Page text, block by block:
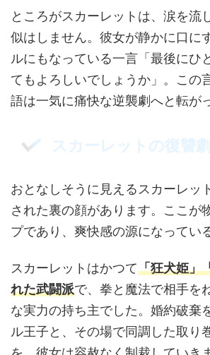
ところがスカーレットは、涙を流
似はしません。彼女が静かに口に
ルにもなっている一言「最後にひ
てもよろしいでしょうか」。この
語は一気に痛快な逆襲劇へと転が
スカーレットの復讐劇
おとなしそうに見えるスカーレッ
された裏の顔があります。ここが
プであり、爽快感の源になってい
スカーレットはかつて「狂犬姫」
れた武闘派で、拳と魔法で相手を
な実力の持ち主でした。婚約破棄
ル王子と、その場で同調した取り